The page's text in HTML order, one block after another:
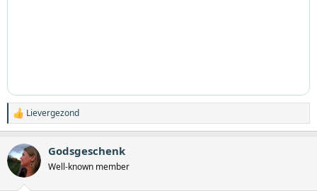
W
a
r
d
e
Lievergezond
Godsgeschenk
Well-known member